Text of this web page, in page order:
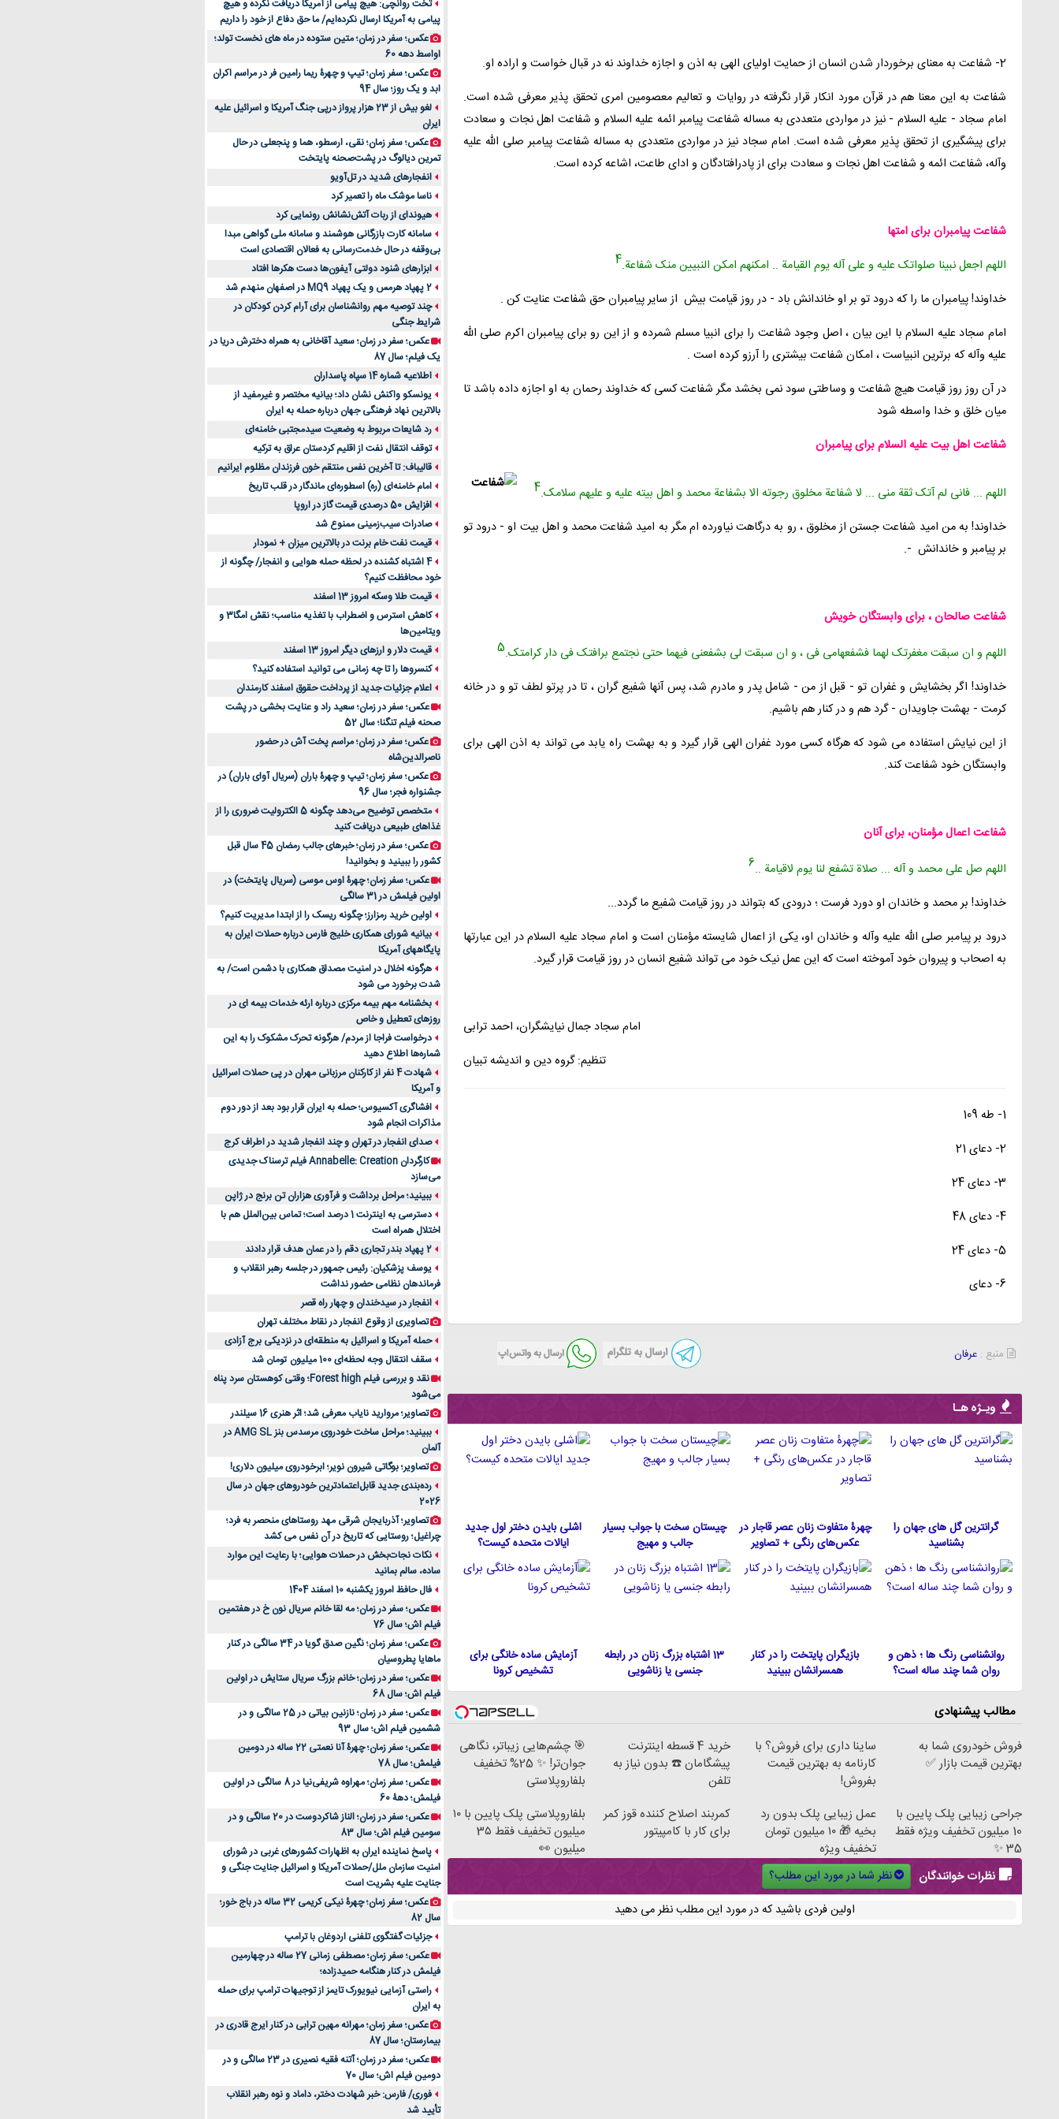
2- شفاعت به معناى برخوردار شدن انسان از حمایت اولیاى الهى به اذن و اجازه خداوند نه در قبال خواست و اراده او.
شفاعت به این معنا هم در قرآن مورد انکار قرار نگرفته در روایات و تعالیم معصومین امرى تحقق پذیر معرفى شده است.
امام سجاد - علیه السلام - نیز در مواردى متعددى به مساله شفاعت پیامبر ائمه علیه السلام و شفاعت اهل نجات و سعادت
براى پیشگیرى از تحقق پذیر معرفى شده است. امام سجاد نیز در مواردى متعددى به مساله شفاعت پیامبر صلى الله علیه
وآله، شفاعت ائمه و شفاعت اهل نجات و سعادت براى از پادرافتادگان و اداى طاعت، اشاعه کرده است.
شفاعت پیامبران براى امتها
اللهم اجعل نبینا صلواتک علیه و على آله یوم القیامة .. امکنهم امکن النبیین منک شفاعة.4
خداوند! پیامبران ما را که درود تو بر او خاندانش باد - در روز قیامت بیش ‍ از سایر پیامبران حق شفاعت عنایت کن .
امام سجاد علیه السلام با این بیان ، اصل وجود شفاعت را براى انبیا مسلم شمرده و از این رو براى پیامبران اکرم صلى الله
علیه وآله که برترین انبیاست ، امکان شفاعت بیشترى را آرزو کرده است .
در آن روز روز قیامت هیچ شفاعت و وساطتى سود نمى بخشد مگر شفاعت کسى که خداوند رحمان به او اجازه داده باشد تا
میان خلق و خدا واسطه شود
شفاعت اهل بیت علیه السلام براى پیامبران
اللهم ... فانى لم آتک ثقة منى ... لا شفاعة مخلوق رجوته الا بشفاعة محمد و اهل بیته علیه و علیهم سلامک.4
خداوند! به من امید شفاعت جستن از مخلوق ، رو به درگاهت نیاورده ام مگر به امید شفاعت محمد و اهل بیت او - درود تو
بر پیامبر و خاندانش ‍ -.
شفاعت صالحان ، براى وابستگان خویش
اللهم و ان سبقت مغفرتک لهما فشفعهامى فى ، و ان سبقت لى بشفعنى فیهما حتى نجتمع برافتک فى دار کرامتک.5
خداوند! اگر بخشایش و غفران تو - قبل از من - شامل پدر و مادرم شد، پس آنها شفیع گران ، تا در پرتو لطف تو و در خانه
کرمت - بهشت جاویدان - گرد هم و در کنار هم باشیم.
از این نیایش استفاده مى شود که هرگاه کسی مورد غفران الهى قرار گیرد و به بهشت راه یابد مى تواند به اذن الهى براى
وابستگان خود شفاعت کند.
شفاعت اعمال مؤمنان، براى آنان
اللهم صل على محمد و آله ... صلاة تشفع لنا یوم لاقیامة ..6
خداوند! بر محمد و خاندان او دورد فرست ؛ درودى که بتواند در روز قیامت شفیع ما گردد...
درود بر پیامبر صلى الله علیه وآله و خاندان او، یکى از اعمال شایسته مؤمنان است و امام سجاد علیه السلام در این عبارتها
به اصحاب و پیروان خود آموخته است که این عمل نیک خود مى تواند شفیع انسان در روز قیامت قرار گیرد.
امام سجاد جمال نیایشگران، احمد ترابى
تنظیم: گروه دین و اندیشه تبیان
1- طه 109
2- دعای 21
3- دعای 24
4- دعای 48
5- دعای 24
6- دعای
منبع : عرفان
ویـژه هـا
گرانترین گل های جهان را
بشناسید
چهرۀ متفاوت زنان عصر قاجار در
عکس‌های رنگی + تصاویر
چیستان سخت با جواب بسیار
جالب و مهیج
اشلی بایدن دختر اول جدید
ایالات متحده كيست؟
روانشناسی رنگ ها ؛ ذهن و
روان شما چند ساله است؟
بازیگران پایتخت را در کنار
همسرانشان ببینید
13 اشتباه بزرگ زنان در رابطه
جنسی یا زناشویی
آزمایش ساده خانگی برای
تشخیص کرونا
مطالب پیشنهادی
فروش خودروی شما به
بهترین قیمت بازار ✅
ساینا داری برای فروش؟ با
کارنامه به بهترین قیمت
بفروش!
خرید 4 قسطه اینترنت
پیشگامان ☎️ بدون نیاز به
تلفن
🎯 چشم‌هایی زیباتر، نگاهی
جوان‌تر! ✨ 25% تخفیف
بلفاروپلاستی
جراحی زیبایی پلک پایین با
10 میلیون تخفیف ویژه فقط
35 ✨
عمل زیبایی پلک بدون رد
بخیه 🎁 ۱۰ میلیون تومان
تخفیف ویژه
کمربند اصلاح کننده قوز کمر
برای کار با کامپیتور
بلفاروپلاستی پلک پایین با ۱۰
میلیون تخفیف فقط 3۵
میلیون 👀
نظرات خوانندگان
نظر شما در مورد این مطلب؟
اولین فردی باشید که در مورد این مطلب نظر می دهید
راهنمای جامع بهترین کفش ورزشی برای دویدن و استفاده
روزمره | بررسی ۱۲ مدل برتر
تخت روانچی: هیچ پیامی از آمریکا دریافت نکرده و هیچ
پیامی به آمریکا ارسال نکرده‌ایم/ ما حق دفاع از خود را داریم
عکس؛ سفر در زمان؛ متین ستوده در ماه های نخست تولد؛
اواسط دهه 60
عکس؛ سفر زمان؛ تیپ و چهرۀ ریما رامین فر در مراسم اکران
ابد و یک روز؛ سال 94
لغو بیش از 23 هزار پرواز درپی جنگ آمریکا و اسرائیل علیه
ایران
عکس؛ سفر زمان؛ نقی، ارسطو، هما و پنجعلی در حال
تمرین دیالوگ در پشت‌صحنه پایتخت
انفجارهای شدید در تل‌آویو
ناسا موشک ماه را تعمیر کرد
هیوندای از ربات آتش‌نشانش رونمایی کرد
سامانه کارت بازرگانی هوشمند و سامانه ملی گواهی مبدا
بی‌وقفه در حال خدمت‌رسانی به فعالان اقتصادی است
ابزارهای شنود دولتی آیفون‌ها دست هکرها افتاد
2 پهپاد هرمس و یک پهپاد MQ9 در اصفهان منهدم شد
چند توصیه مهم روانشناسان برای آرام کردن کودکان در
شرایط جنگی
عکس؛ سفر در زمان؛ سعید آقاخانی به همراه دخترش دریا در
یک فیلم؛ سال 87
اطلاعیه شماره 14 سپاه پاسداران
یونسکو واکنش نشان داد؛ بیانیه مختصر و غیرمفید از
بالاترین نهاد فرهنگی جهان درباره حمله به ایران
رد شایعات مربوط به وضعیت سیدمجتبی خامنه‌ای
توقف انتقال نفت از اقلیم کردستان عراق به ترکیه
قالیباف: تا آخرین نفس منتقم خون فرزندان مظلوم ایرانیم
امام خامنه‌ای (ره) اسطوره‌ای ماندگار در قلب تاریخ
افزایش 50 درصدی قیمت گاز در اروپا
صادرات سیب‌زمینی ممنوع شد
قیمت نفت خام برنت در بالاترین میزان + نمودار
4 اشتباه کشنده در لحظه حمله هوایی و انفجار/ چگونه از
خود محافظت کنیم؟
قیمت طلا وسکه امروز 13 اسفند
کاهش استرس و اضطراب با تغذیه مناسب؛ نقش امگا3 و
ویتامین‌ها
قیمت دلار و ارزهای دیگر امروز 13 اسفند
کنسروها را تا چه زمانی می توانید استفاده کنید؟
اعلام جزئیات جدید از پرداخت حقوق اسفند کارمندان
عکس؛ سفر در زمان؛ سعید راد و عنایت بخشی در پشت
صحنه فیلم تنگنا؛ سال 52
عکس؛ سفر در زمان؛ مراسم پخت آش در حضور
ناصرالدین‌شاه
عکس؛ سفر زمان؛ تیپ و چهرۀ باران (سریال آوای باران) در
جشنواره فجر؛ سال 96
متخصص توضیح می‌دهد چگونه 5 الکترولیت ضروری را از
غذاهای طبیعی دریافت کنید
عکس؛ سفر در زمان؛ خبرهای جالب رمضان 45 سال قبل
کشور را ببینید و بخوانید!
عکس؛ سفر زمان؛ چهرۀ اوس موسی (سریال پایتخت) در
اولین فیلمش در 31 سالگی
اولین خرید رمزارز؛ چگونه ریسک را از ابتدا مدیریت کنیم؟
بیانیه شورای همکاری خلیج فارس درباره حملات ایران به
پایگاههای آمریکا
هرگونه اخلال در امنیت مصداق همکاری با دشمن است/ به
شدت برخورد می شود
بخشنامه مهم بیمه مرکزی درباره ارئه خدمات بیمه ای در
روزهای تعطیل و خاص
درخواست فراجا از مردم/ هرگونه تحرک مشکوک را به این
شماره‌ها اطلاع دهید
شهادت 4 نفر از کارکنان مرزبانی مهران در پی حملات اسرائیل
و آمریکا
افشاگری آکسیوس؛ حمله به ایران قرار بود بعد از دور دوم
مذاکرات انجام شود
صدای انفجار در تهران و چند انفجار شدید در اطراف کرج
کارگردان Annabelle: Creation فیلم ترسناک جدیدی
می‌سازد
ببینید؛ مراحل برداشت و فرآوری هزاران تن برنج در ژاپن
دسترسی به اینترنت 1 درصد است؛ تماس بین‌الملل هم با
اختلال همراه است
2 پهپاد بندر تجاری دقم را در عمان هدف قرار دادند
یوسف پزشکیان: رئیس جمهور در جلسه رهبر انقلاب و
فرماندهان نظامی حضور نداشت
انفجار در سیدخندان و چهار راه قصر
تصاویری از وقوع انفجار در نقاط مختلف تهران
حمله آمریکا و اسرائیل به منطقه‌ای در نزدیکی برج آزادی
سقف انتقال وجه لحظه‌ای 100 میلیون تومان شد
نقد و بررسی فیلم Forest high؛ وقتی کوهستان سرد پناه
می‌شود
تصاویر؛ مروارید نایاب معرفی شد؛ اثر هنری 16 سیلندر
ببینید؛ مراحل ساخت خودروی مرسدس بنز AMG SL در
آلمان
تصاویر؛ بوگاتی شیرون نویر؛ ابرخودروی میلیون دلاری!
رده‌بندی جدید قابل‌اعتمادترین خودروهای جهان در سال
2026
تصاویر؛ آذربایجان شرقی مهد روستاهای منحصر به فرد؛
چراغیل؛ روستایی که تاریخ در آن نفس می کشد
نکات نجات‌بخش در حملات هوایی؛ با رعایت این موارد
ساده، سالم بمانید
فال حافظ امروز یکشنبه 10 اسفند 1404
عکس؛ سفر در زمان؛ مه لقا خانم سریال نون خ در هفتمین
فیلم اش؛ سال 76
عکس؛ سفر زمان؛ نگین صدق گویا در 34 سالگی در کنار
ماهایا پطروسیان
عکس؛ سفر در زمان؛ خانم بزرگ سریال ستایش در اولین
فیلم اش؛ سال 68
عکس؛ سفر در زمان؛ نازنین بیاتی در 25 سالگی و در
ششمین فیلم اش؛ سال 93
عکس؛ سفر زمان؛ چهرۀ آنا نعمتی 22 ساله در دومین
فیلمش؛ سال 78
عکس؛ سفر زمان؛ مهراوه شریفی‌نیا در 8 سالگی در اولین
فیلمش؛ دهۀ 60
عکس؛ سفر در زمان؛ الناز شاکردوست در 20 سالگی و در
سومین فیلم اش؛ سال 83
پاسخ نماینده ایران به اظهارات کشورهای غربی در شورای
امنیت سازمان ملل/حملات آمریکا و اسرائیل جنایت جنگی و
جنایت علیه بشریت است
عکس؛ سفر زمان؛ چهرۀ نیکی کریمی 32 ساله در باج خور؛
سال 82
جزئیات گفتگوی تلفنی اردوغان با ترامپ
عکس؛ سفر زمان؛ مصطفی زمانی 27 ساله در چهارمین
فیلمش در کنار هنگامه حمیدزاده؛
راستی آزمایی نیویورک تایمز از توجیهات ترامپ برای حمله
به ایران
عکس؛ سفر زمان؛ مهرانه مهین ترابی در کنار ایرج قادری در
بیمارستان؛ سال 87
عکس؛ سفر در زمان؛ آتنه فقیه نصیری در 23 سالگی و در
دومین فیلم اش؛ سال 70
فوری/ فارس: خبر شهادت دختر، داماد و نوه رهبر انقلاب
تأیید شد